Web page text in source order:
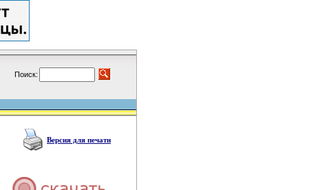
Поиск:
Версия для печати